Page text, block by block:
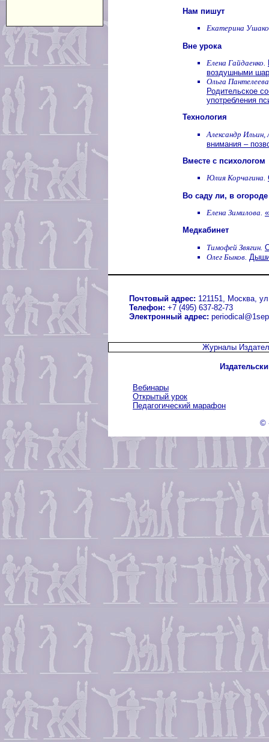
Нам пишут
Екатерина
Вне урока
Елена Гайдаенко.
воздушными
Ольга
Родительское
употребления
Технология
Александр Ильин,
внимания –
Вместе с психологом
Юлия Корчагина.
Во саду ли, в огороде
Елена Зимилова.
Медкабинет
Тимофей Звягин.
Олег Быков.
Почтовый адрес: 121151, Москва,
Телефон: +7 (495) 637-82-73
Электронный адрес:
Журналы
Вебинары
Открытый урок
Педагогический марафон
©